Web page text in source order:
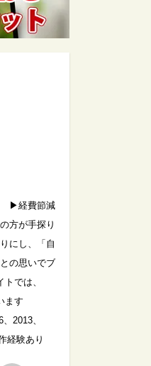
▶︎経費節減
方が手探り
にし、「自
の思いでブ
では、
ます
2013、
経験あり